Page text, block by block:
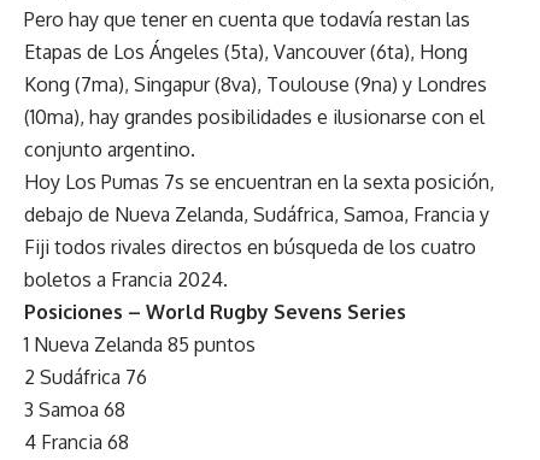
Pero hay que tener en cuenta que todavía restan las
Etapas de Los Ángeles (5ta), Vancouver (6ta), Hong
Kong (7ma), Singapur (8va), Toulouse (9na) y Londres
(10ma), hay grandes posibilidades e ilusionarse con el
conjunto argentino.
Hoy Los Pumas 7s se encuentran en la sexta posición,
debajo de Nueva Zelanda, Sudáfrica, Samoa, Francia y
Fiji todos rivales directos en búsqueda de los cuatro
boletos a Francia 2024.
Posiciones – World Rugby Sevens Series
1 Nueva Zelanda 85 puntos
2 Sudáfrica 76
3 Samoa 68
4 Francia 68